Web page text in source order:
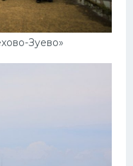
Зуево»